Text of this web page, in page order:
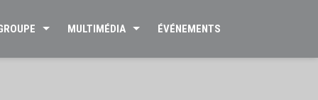
MULTIMÉDIA ÉVÉNEMENTS